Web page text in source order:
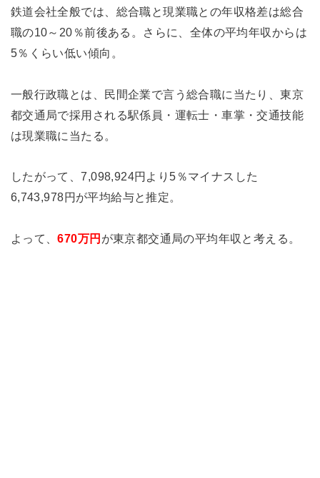
鉄道会社全般では、総合職と現業職との年収格差は総合
職の10～20％前後ある。さらに、全体の平均年収からは
5％くらい低い傾向。
一般行政職とは、民間企業で言う総合職に当たり、東京
都交通局で採用される駅係員・運転士・車掌・交通技能
は現業職に当たる。
したがって、7,098,924円より5％マイナスした
6,743,978円が平均給与と推定。
よって、670万円 が東京都交通局の平均年収と考える。